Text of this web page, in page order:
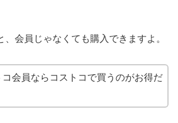
、会員じゃなくても購入できますよ。
コ会員ならコストコで買うのがお得だ